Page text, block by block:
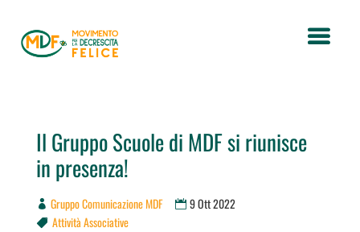
Il Gruppo Scuole di MDF si riunisce
in presenza!
Gruppo Comunicazione MDF 9 Ott 2022
 Attività Associative